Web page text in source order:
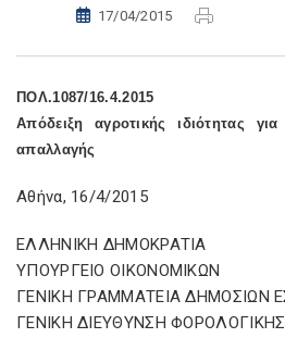
17/04/2015
ΠΟΛ.1087/16.4.2015
Απόδειξη αγροτικής ιδιότητας
απαλλαγής
Αθήνα, 16/4/2015
ΕΛΛΗΝΙΚΗ ΔΗΜΟΚΡΑΤΙΑ
ΥΠΟΥΡΓΕΙΟ ΟΙΚΟΝΟΜΙΚΩΝ
ΓΕΝΙΚΗ ΓΡΑΜΜΑΤΕΙΑ ΔΗΜΟΣΙΩΝ
ΓΕΝΙΚΗ ΔΙΕΥΘΥΝΣΗ